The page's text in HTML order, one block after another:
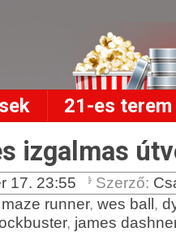
21-es terem
izgalmas
17. 23:55 Szerző:
runner, wes ball ,
, james